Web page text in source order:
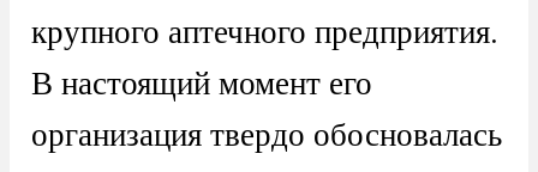
крупного аптечного предприятия.
В настоящий момент его
организация твердо обосновалась